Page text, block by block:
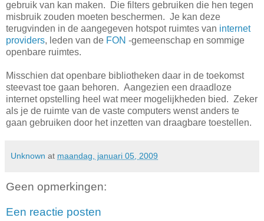
gebruik van kan maken. Die filters gebruiken die hen tegen
misbruik zouden moeten beschermen. Je kan deze
terugvinden in de aangegeven hotspot ruimtes van internet
providers, leden van de FON -gemeenschap en sommige
openbare ruimtes.
Misschien dat openbare bibliotheken daar in de toekomst
steevast toe gaan behoren. Aangezien een draadloze
internet opstelling heel wat meer mogelijkheden bied. Zeker
als je de ruimte van de vaste computers wenst anders te
gaan gebruiken door het inzetten van draagbare toestellen.
Unknown at maandag, januari 05, 2009
Geen opmerkingen:
Een reactie posten